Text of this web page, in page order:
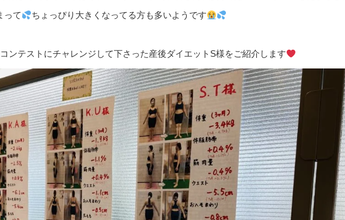
って ちょっぴり大きくなってる方も多いようです
ンテストにチャレンジして下さった産後ダイエットS様をご紹介します